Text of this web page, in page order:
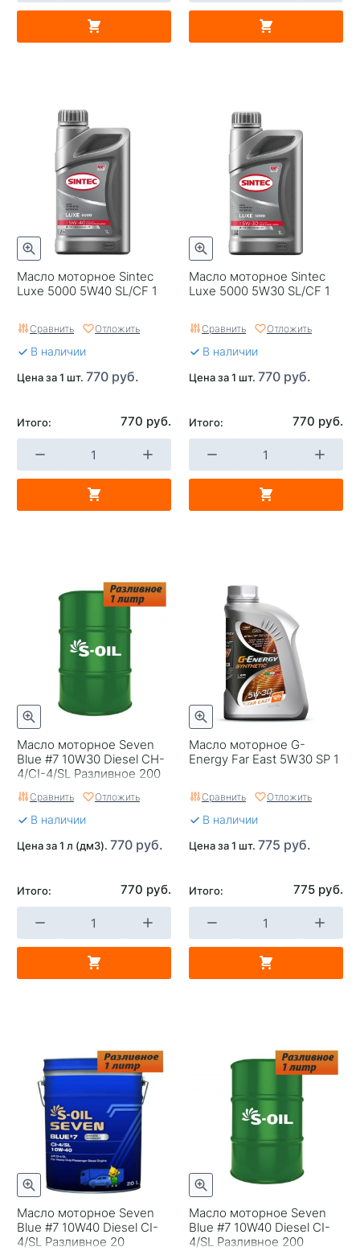
Масло моторное Sintec
Luxe 5000 5W40 SL/CF 1
Сравнить Отложить
В наличии
Цена за 1 шт. 770 руб.
Итого: 770 руб.
Масло моторное Sintec
Luxe 5000 5W30 SL/CF 1
Сравнить Отложить
В наличии
Цена за 1 шт. 770 руб.
Итого: 770 руб.
Масло моторное Seven
Blue #7 10W30 Diesel CH-
4/CI-4/SL Разливное 200
Сравнить Отложить
В наличии
Цена за 1 л (дм3). 770 руб.
Итого: 770 руб.
Масло моторное G-
Energy Far East 5W30 SP 1
Сравнить Отложить
В наличии
Цена за 1 шт. 775 руб.
Итого: 775 руб.
Масло моторное Seven
Blue #7 10W40 Diesel CI-
4/SL Разливное 20
Масло моторное Seven
Blue #7 10W40 Diesel CI-
4/SL Разливное 200